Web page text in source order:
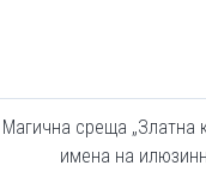
Магична среща „Златна
имена на